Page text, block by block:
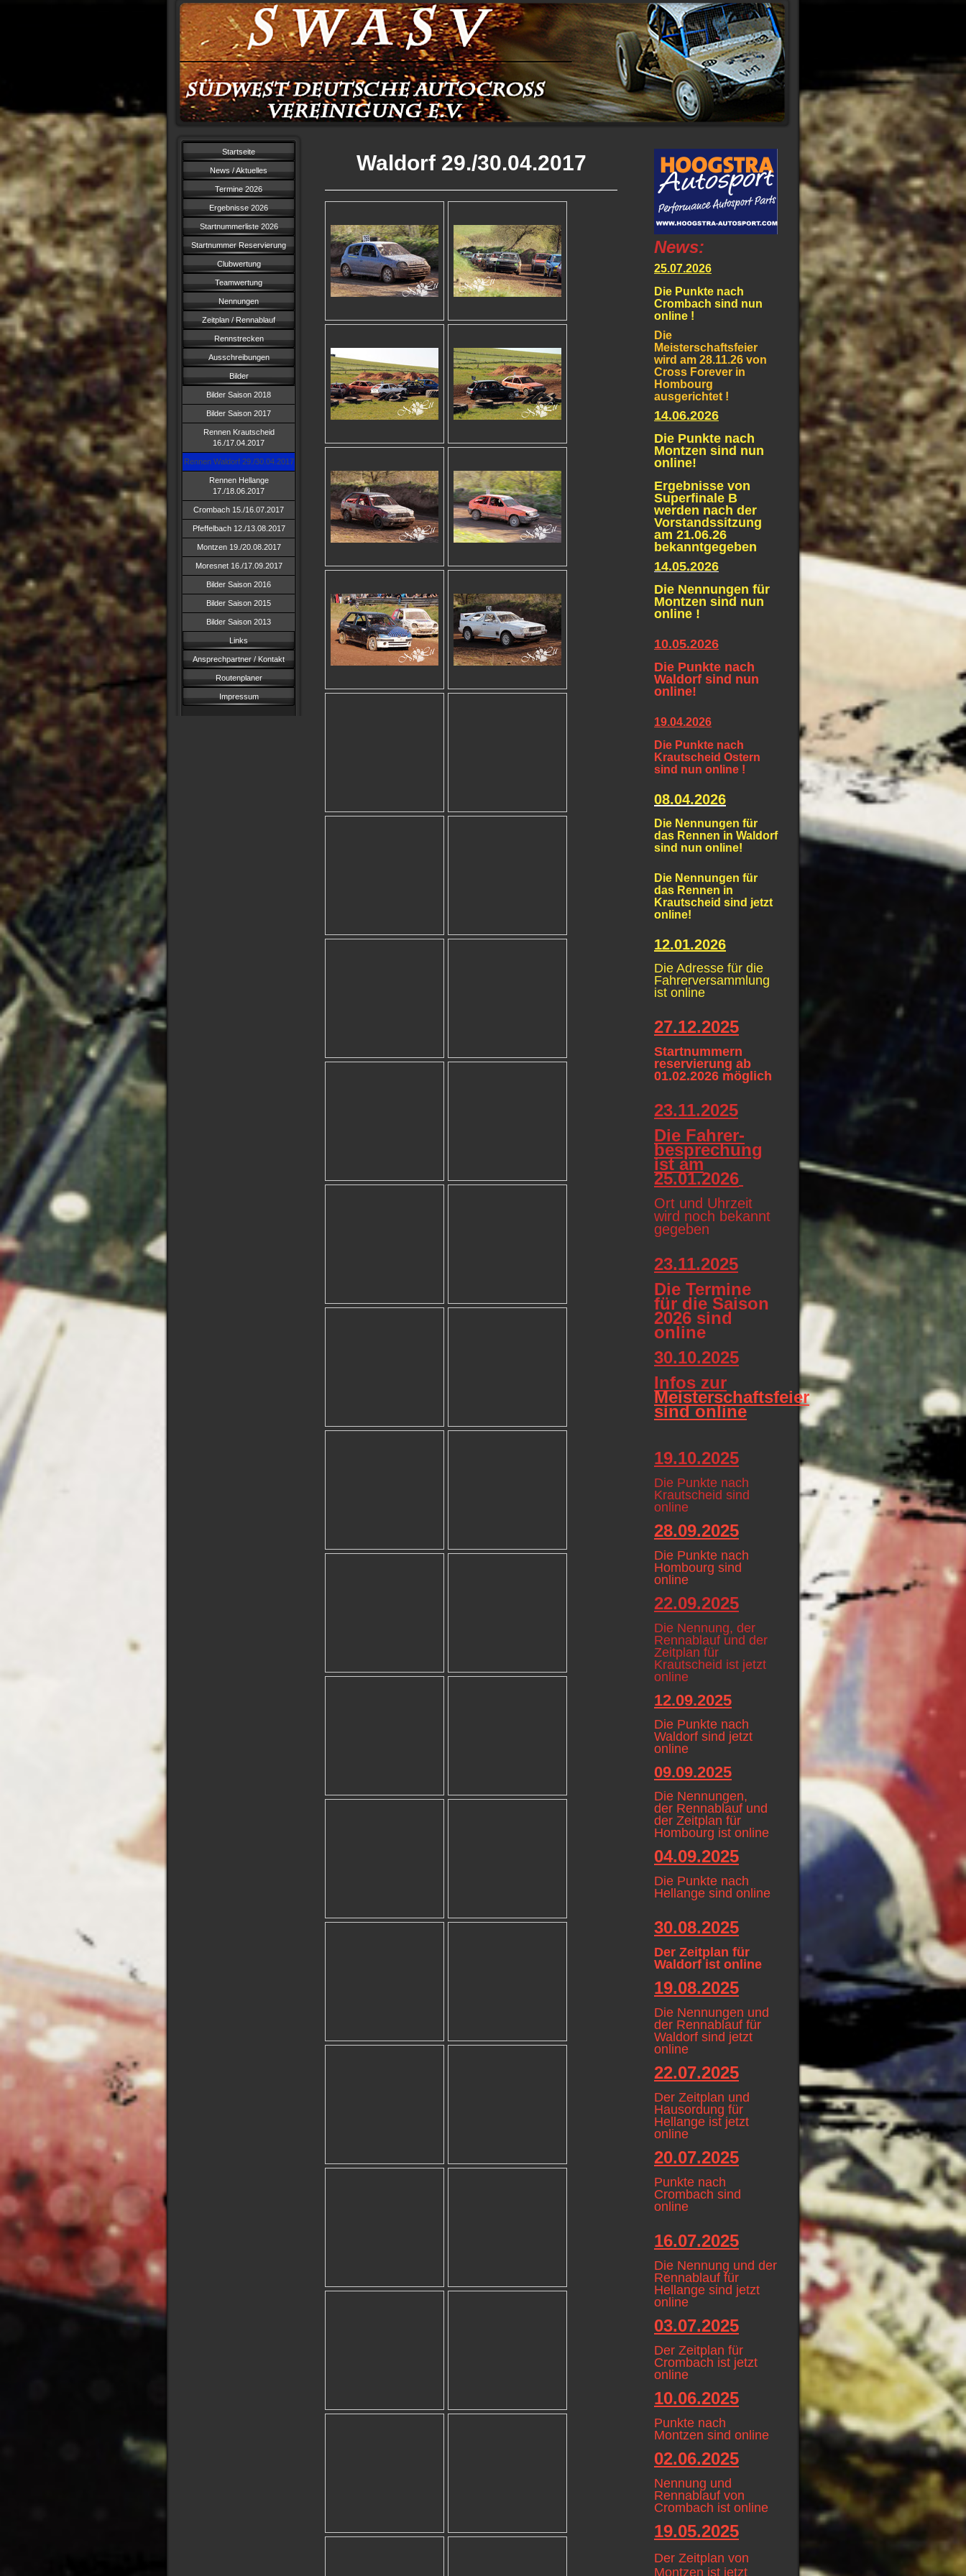
Startseite
News / Aktuelles
Termine 2026
Ergebnisse 2026
Startnummerliste 2026
Startnummer Reservierung
Clubwertung
Teamwertung
Nennungen
Zeitplan / Rennablauf
Rennstrecken
Ausschreibungen
Bilder
Bilder Saison 2018
Bilder Saison 2017
Rennen Krautscheid
16./17.04.2017
Rennen Waldorf 29./30.04.2017
Rennen Hellange
17./18.06.2017
Crombach 15./16.07.2017
Pfeffelbach 12./13.08.2017
Montzen 19./20.08.2017
Moresnet 16./17.09.2017
Bilder Saison 2016
Bilder Saison 2015
Bilder Saison 2013
Links
Ansprechpartner / Kontakt
Routenplaner
Impressum
Waldorf 29./30.04.2017
News:
25.07.2026
Die Punkte nach
Crombach sind nun
online !
Die
Meisterschaftsfeier
wird am 28.11.26 von
Cross Forever in
Hombourg
ausgerichtet !
14.06.2026
Die Punkte nach
Montzen sind nun
online!
Ergebnisse von
Superfinale B
werden nach der
Vorstandssitzung
am 21.06.26
bekanntgegeben
14.05.2026
Die Nennungen für
Montzen sind nun
online !
10.05.2026
Die Punkte nach
Waldorf sind nun
online!
19.04.2026
Die Punkte nach
Krautscheid Ostern
sind nun online !
08.04.2026
Die Nennungen für
das Rennen in Waldorf
sind nun online!
Die Nennungen für
das Rennen in
Krautscheid sind jetzt
online!
12.01.2026
Die Adresse für die
Fahrerversammlung
ist online
27.12.2025
Startnummern
reservierung ab
01.02.2026 möglich
23.11.2025
Die Fahrer-
besprechung
ist am
25.01.2026
Ort und Uhrzeit
wird noch bekannt
gegeben
23.11.2025
Die Termine
für die Saison
2026 sind
online
30.10.2025
Infos zur
Meisterschaftsfeier
sind online
19.10.2025
Die Punkte nach
Krautscheid sind
online
28.09.2025
Die Punkte nach
Hombourg sind
online
22.09.2025
Die Nennung, der
Rennablauf und der
Zeitplan für
Krautscheid ist jetzt
online
12.09.2025
Die Punkte nach
Waldorf sind jetzt
online
09.09.2025
Die Nennungen,
der Rennablauf und
der Zeitplan für
Hombourg ist online
04.09.2025
Die Punkte nach
Hellange sind online
30.08.2025
Der Zeitplan für
Waldorf ist online
19.08.2025
Die Nennungen und
der Rennablauf für
Waldorf sind jetzt
online
22.07.2025
Der Zeitplan und
Hausordung für
Hellange ist jetzt
online
20.07.2025
Punkte nach
Crombach sind
online
16.07.2025
Die Nennung und der
Rennablauf für
Hellange sind jetzt
online
03.07.2025
Der Zeitplan für
Crombach ist jetzt
online
10.06.2025
Punkte nach
Montzen sind online
02.06.2025
Nennung und
Rennablauf von
Crombach ist online
19.05.2025
Der Zeitplan von
Montzen ist jetzt